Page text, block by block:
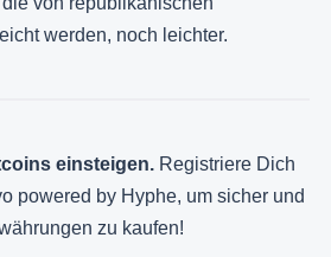
werden, noch leichter.
einsteigen. Registriere Dich
powered by Hyphe, um sicher und
zu kaufen!